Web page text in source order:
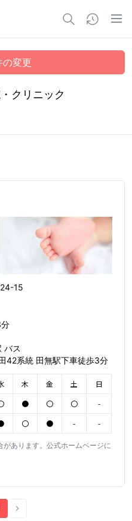
の変更
クリニック
15
バス
42系統 田無駅下車徒歩3分
木 金 土
日
● 〇 〇
-
〇 ● - -
あります。公式ホームページに